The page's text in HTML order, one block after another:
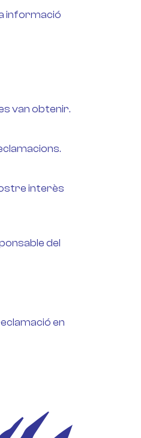
informació
van obtenir.
interès
del
en